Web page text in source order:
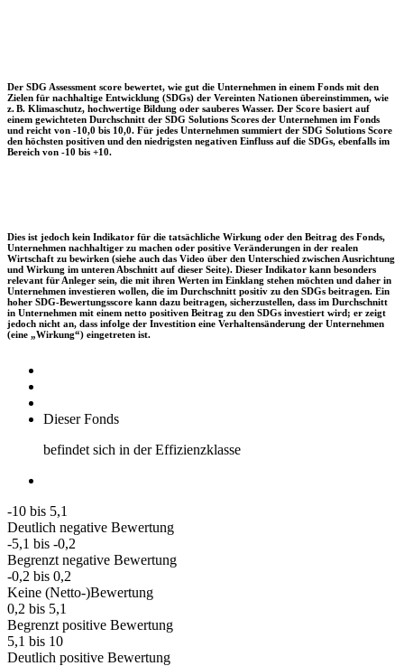
Der SDG Assessment score bewertet, wie gut die Unternehmen in einem Fonds mit den
Zielen für nachhaltige Entwicklung (SDGs) der Vereinten Nationen übereinstimmen, wie
z. B. Klimaschutz, hochwertige Bildung oder sauberes Wasser. Der Score basiert auf
einem gewichteten Durchschnitt der SDG Solutions Scores der Unternehmen im Fonds
und reicht von -10,0 bis 10,0. Für jedes Unternehmen summiert der SDG Solutions Score
den höchsten positiven und den niedrigsten negativen Einfluss auf die SDGs, ebenfalls im
Bereich von -10 bis +10.
Dies ist jedoch kein Indikator für die tatsächliche Wirkung oder den Beitrag des Fonds,
Unternehmen nachhaltiger zu machen oder positive Veränderungen in der realen
Wirtschaft zu bewirken (siehe auch das Video über den Unterschied zwischen Ausrichtung
und Wirkung im unteren Abschnitt auf dieser Seite). Dieser Indikator kann besonders
relevant für Anleger sein, die mit ihren Werten im Einklang stehen möchten und daher in
Unternehmen investieren wollen, die im Durchschnitt positiv zu den SDGs beitragen. Ein
hoher SDG-Bewertungsscore kann dazu beitragen, sicherzustellen, dass im Durchschnitt
in Unternehmen mit einem netto positiven Beitrag zu den SDGs investiert wird; er zeigt
jedoch nicht an, dass infolge der Investition eine Verhaltensänderung der Unternehmen
(eine „Wirkung“) eingetreten ist.
Dieser Fonds
befindet sich in der Effizienzklasse
-10 bis 5,1
Deutlich negative Bewertung
-5,1 bis -0,2
Begrenzt negative Bewertung
-0,2 bis 0,2
Keine (Netto-)Bewertung
0,2 bis 5,1
Begrenzt positive Bewertung
5,1 bis 10
Deutlich positive Bewertung